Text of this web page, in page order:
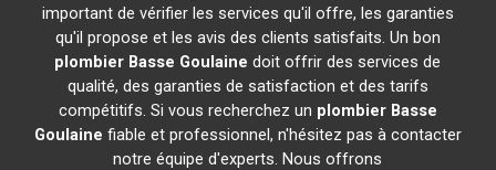
important de vérifier les services qu'il offre, les garanties
qu'il propose et les avis des clients satisfaits. Un bon
plombier Basse Goulaine doit offrir des services de
qualité, des garanties de satisfaction et des tarifs
compétitifs. Si vous recherchez un plombier Basse
Goulaine fiable et professionnel, n'hésitez pas à contacter
notre équipe d'experts. Nous offrons